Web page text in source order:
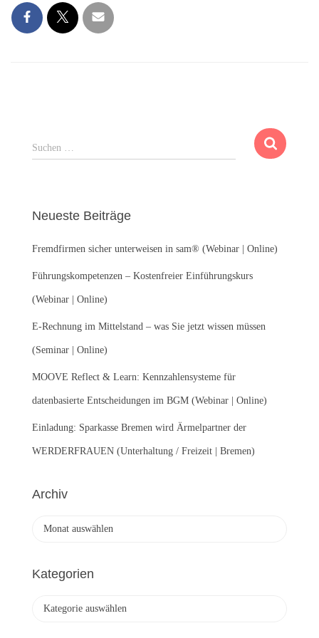
S
u
n
a
h
:
Suchen …
Neueste Beiträge
Fremdfirmen sicher unterweisen in sam® (Webinar | Online)
Führungskompetenzen – Kostenfreier Einführungskurs
(Webinar | Online)
E-Rechnung im Mittelstand – was Sie jetzt wissen müssen
(Seminar | Online)
MOOVE Reflect & Learn: Kennzahlensysteme für
datenbasierte Entscheidungen im BGM (Webinar | Online)
Einladung: Sparkasse Bremen wird Ärmelpartner der
WERDERFRAUEN (Unterhaltung / Freizeit | Bremen)
Archiv
h
Kategorien